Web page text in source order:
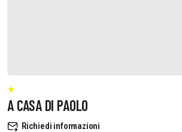
A CASA DI PAOLO
Richiedi informazioni